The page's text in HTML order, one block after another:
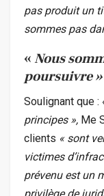
pas produit un
sommes pas
«Nous
poursuivre »
Soulignant que :
principes », Me
clients « sont
victimes
prévenu est un